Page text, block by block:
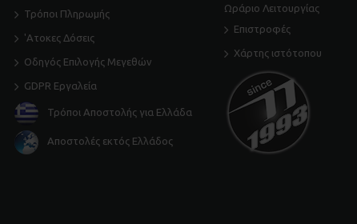
Τρόποι Πληρωμής
'Ατοκες Δόσεις
Οδηγός Επιλογής Μεγεθών
GDPR Εργαλεία
Τρόποι Αποστολής για Ελλάδα
Αποστολές εκτός Ελλάδος
Ωράριο Λειτουργίας
Επιστροφές
Χάρτης ιστότοπου